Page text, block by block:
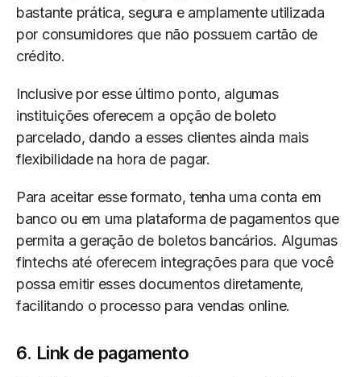
bastante prática, segura e amplamente utilizada
por consumidores que não possuem cartão de
crédito.
Inclusive por esse último ponto, algumas
instituições oferecem a opção de boleto
parcelado, dando a esses clientes ainda mais
flexibilidade na hora de pagar.
Para aceitar esse formato, tenha uma conta em
banco ou em uma plataforma de pagamentos que
permita a geração de boletos bancários. Algumas
fintechs até oferecem integrações para que você
possa emitir esses documentos diretamente,
facilitando o processo para vendas online.
6. Link de pagamento